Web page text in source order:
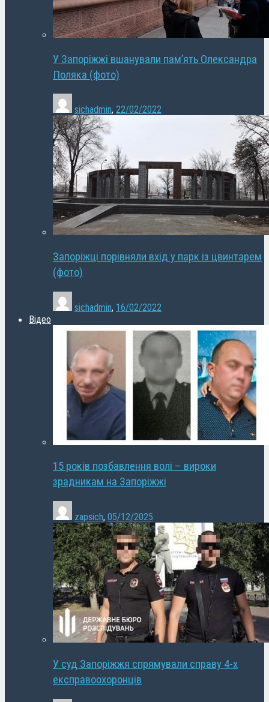
У Запоріжжі вшанували пам’ять Олександра
Поляка (фото)
sichadmin, 22/02/2022
Запоріжці порівняли вхід у парк із цвинтарем
(фото)
sichadmin, 16/02/2022
Відео
15 років позбавлення волі – вироки
зрадникам на Запоріжжі
zapsich, 05/12/2025
У суд Запоріжжя спрямували справу 4-х
експравоохоронців